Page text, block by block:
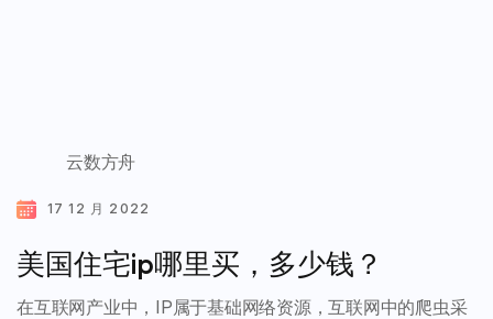
云数方舟
17 12 月 2022
美国住宅ip哪里买，多少钱？
在互联网产业中，IP属于基础网络资源，互联网中的爬虫采